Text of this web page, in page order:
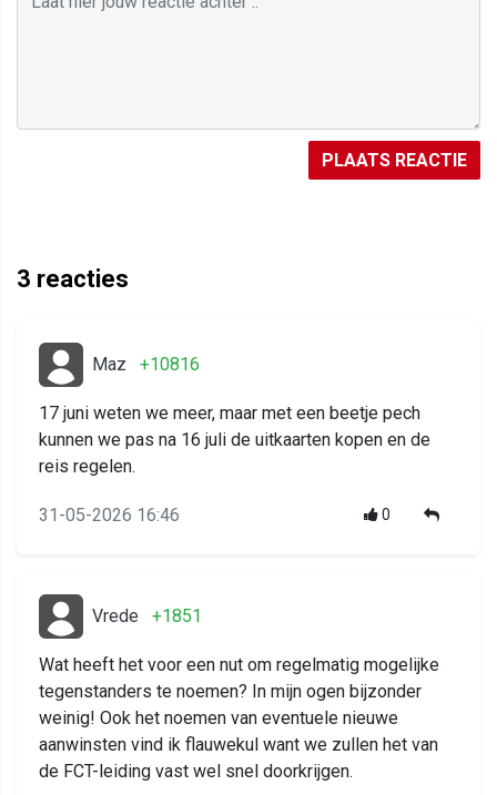
PLAATS REACTIE
3 reacties
Maz +10816
17 juni weten we meer, maar met een beetje pech
kunnen we pas na 16 juli de uitkaarten kopen en de
reis regelen.
31-05-2026 16:46 0
Vrede +1851
Wat heeft het voor een nut om regelmatig mogelijke
tegenstanders te noemen? In mijn ogen bijzonder
weinig! Ook het noemen van eventuele nieuwe
aanwinsten vind ik flauwekul want we zullen het van
de FCT-leiding vast wel snel doorkrijgen.